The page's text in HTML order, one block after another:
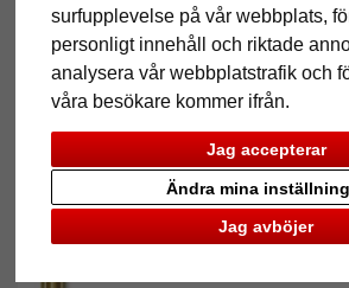
surfupplevelse på vår webbplats,
personligt innehåll och riktade
analysera vår webbplatstrafik och
våra besökare kommer ifrån.
Jag accepterar
Jag avböjer
Ändra mina